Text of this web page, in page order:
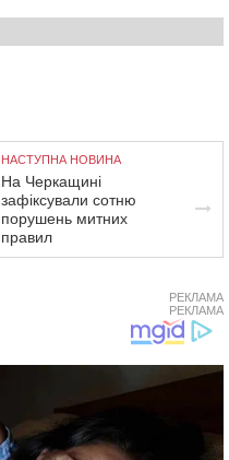
НАСТУПНА НОВИНА
На Черкащині
зафіксували сотню
порушень митних
правил
РЕКЛАМА
РЕКЛАМА